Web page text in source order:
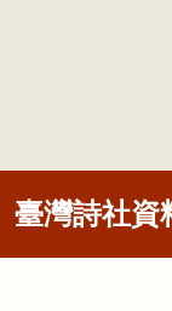
臺灣詩社資